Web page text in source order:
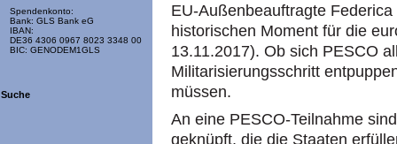
Spendenkonto:
Bank: GLS Bank eG
IBAN:
DE36 4306 0967 8023 3348 00
BIC: GENODEM1GLS
Suche
EU-Außenbeauftragte
historischen Moment für die
13.11.2017). Ob sich PESCO
Militarisierungsschritt
müssen.
An eine PESCO-Teilnahme
geknüpft, die die Staaten